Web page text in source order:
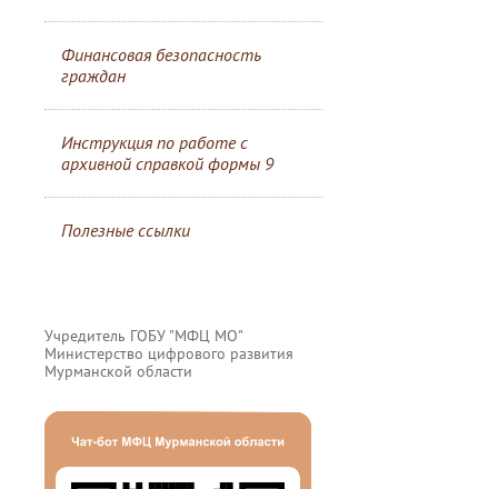
Финансовая безопасность
граждан
Инструкция по работе с
архивной справкой формы 9
Полезные ссылки
Учредитель ГОБУ "МФЦ МО"
Министерство цифрового развития
Мурманской области